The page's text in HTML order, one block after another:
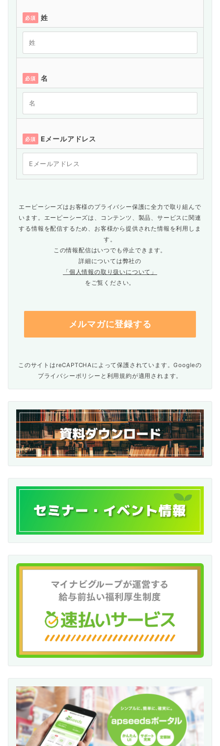
必須 姓
必須 名
必須 Eメールアドレス
エーピーシーズはお客様のプライバシー保護に全力で取り組んで
います。エーピーシーズは、コンテンツ、製品、サービスに関連
する情報を配信するため、お客様から提供された情報を利用しま
す。
この情報配信はいつでも停止できます。
詳細については弊社の
「個人情報の取り扱いについて」
をご覧ください。
このサイトはreCAPTCHAによって保護されています。Googleの
プライバシーポリシー と 利用規約が適用されます。